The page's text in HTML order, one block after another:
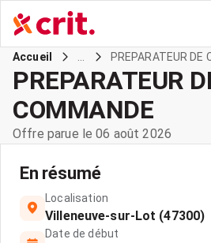
Accueil PREPARATEUR DE
PREPARATEUR
COMMANDE
Offre parue le 06 août 2026
En résumé
Localisation
Villeneuve-sur-Lot (47300)
Date de début